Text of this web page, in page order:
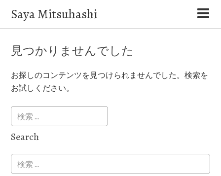
Saya Mitsuhashi
見つかりませんでした
お探しのコンテンツを見つけられませんでした。検索を
お試しください。
Search